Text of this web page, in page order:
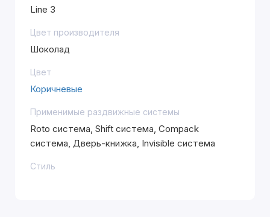
Line 3
Цвет производителя
Шоколад
Цвет
Коричневые
Применимые раздвижные системы
Roto система, Shift система, Compack
система, Дверь-книжка, Invisible система
Стиль